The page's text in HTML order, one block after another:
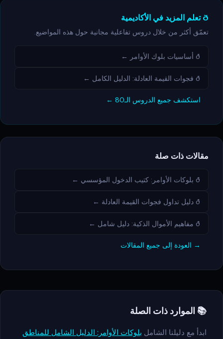
ð تعلم المزيد في الأكاديمية
تعمّق أكثر من خلال دروس تفاعلية مجانية حول هذه المواضيع.
ð أساسيات بلوك الأوامر ←
ð فجوات القيمة العادلة: الدليل الكامل ←
استكشف جميع الدروس الـ80 ←
مقالات ذات صلة
ð بلوكات الأوامر: كتيب الدخول المؤسسي ←
ð دليل تداول فجوات القيمة العادلة ←
ð مفاهيم الأموال الذكية: دليل شامل ←
→ العودة إلى جميع المقالات
📚 الموارد ذات الصلة
ابدأ مع دليلنا الشامل بلوكات الأوامر: الدليل الشامل للمناطق